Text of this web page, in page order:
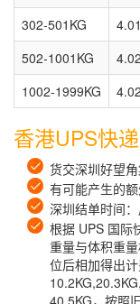
302-501KG
502-1001KG
1002-1999KG
香港UPS快
货交深圳好望
有可能产生的
深圳结单时间
根据 UPS 国际
重量与体积重
位后相加得出